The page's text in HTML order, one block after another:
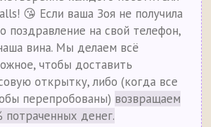
😘 Если ваша Зоя не получила
поздравление на свой телефон,
вина. Мы делаем всё
чтобы доставить
открытку, либо (когда все
перепробованы) возвращаем
потраченных денег.